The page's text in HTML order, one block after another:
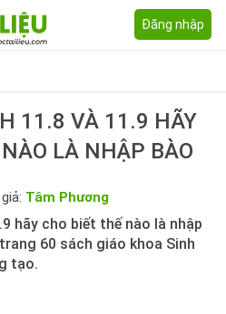
Đăng nhập
11.8 VÀ 11.9 HÃY
LÀ NHẬP BÀO
Tâm Phương
hãy cho biết thế nào là nhập
60 sách giáo khoa Sinh
tạo.